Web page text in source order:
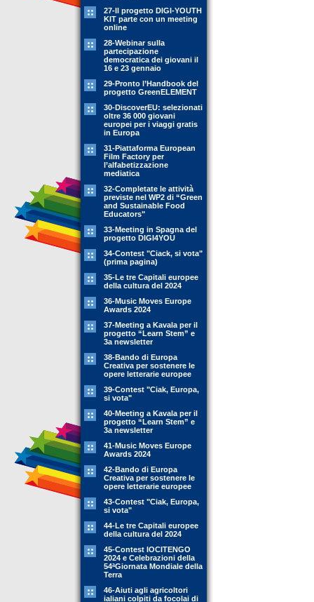
27-Il progetto DIGI-YOUTH
KIT parte con un meeting
online
28-Webinar sulla
partecipazione
democratica dei giovani il
16 e 23 gennaio
29-Pronto l’Handbook del
progetto GreenELEMENT
30-DiscoverEU: selezionati
oltre 36 000 giovani
europei per i viaggi gratis
in Europa
31-Piattaforma European
Film Factory per
l’alfabetizzazione
mediatica
32-Completate le attività
previste nel WP2 di “Green
and Sustainable Food
Educators"
33-Meeting in Spagna del
progetto DIGI4YOU
34-Contest "Ciack, si vota"
(prima pagina)
35-Le tre Capitali europee
della cultura del 2024
36-Music Moves Europe
Awards 2024
37-Meeting a Kavala per il
progetto “Learn Stem” e
3a newsletter
38-Bando di Europa
Creativa per sostenere le
opere letterarie europee
39-Contest "Ciak, Europa,
si vota"
40-Meeting a Kavala per il
progetto “Learn Stem” e
3a newsletter
41-Music Moves Europe
Awards 2024
42-Bando di Europa
Creativa per sostenere le
opere letterarie europee
43-Contest "Ciak, Europa,
si vota"
44-Le tre Capitali europee
della cultura del 2024
45-Contest IOCITENGO
2024 e Celebrazioni della
54ªGiornata Mondiale della
Terra
46-Aiuti agli agricoltori
ialiani colpiti da focolai di